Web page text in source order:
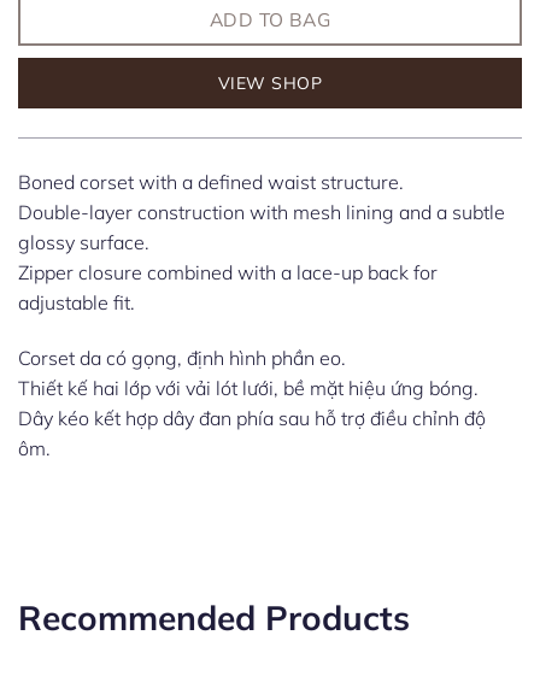
ADD TO BAG
VIEW SHOP
Boned corset with a defined waist structure.
Double-layer construction with mesh lining and a subtle
glossy surface.
Zipper closure combined with a lace-up back for
adjustable fit.
Corset da có gọng, định hình phần eo.
Thiết kế hai lớp với vải lót lưới, bề mặt hiệu ứng bóng.
Dây kéo kết hợp dây đan phía sau hỗ trợ điều chỉnh độ
ôm.
Recommended Products